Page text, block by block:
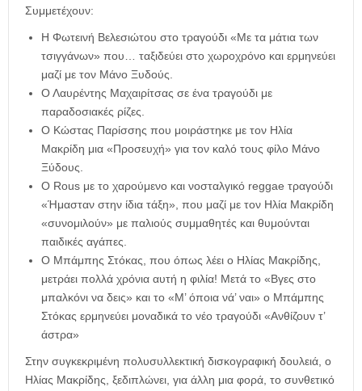
Συμμετέχουν:
Η Φωτεινή Βελεσιώτου στο τραγούδι «Με τα μάτια των
τσιγγάνων» που… ταξιδεύει στο χωροχρόνο και ερμηνεύει
μαζί με τον Μάνο Ξυδούς.
Ο Λαυρέντης Μαχαιρίτσας σε ένα τραγούδι με
παραδοσιακές ρίζες.
Ο Κώστας Παρίσσης που μοιράστηκε με τον Ηλία
Μακρίδη μια «Προσευχή» για τον καλό τους φίλο Μάνο
Ξύδους.
Ο Rous με το χαρούμενο και νοσταλγικό reggae τραγούδι
«Ήμασταν στην ίδια τάξη», που μαζί με τον Ηλία Μακρίδη
«συνομιλούν» με παλιούς συμμαθητές και θυμούνται
παιδικές αγάπες.
O Μπάμπης Στόκας, που όπως λέει ο Ηλίας Μακρίδης,
μετράει πολλά χρόνια αυτή η φιλία! Μετά το «Βγες στο
μπαλκόνι να δεις» και το «Μ’ όποια νά’ ναι» ο Μπάμπης
Στόκας ερμηνεύει μοναδικά το νέο τραγούδι «Ανθίζουν τ’
άστρα»
Στην συγκεκριμένη πολυσυλλεκτική δισκογραφική δουλειά, ο
Ηλίας Μακρίδης, ξεδιπλώνει, για άλλη μια φορά, το συνθετικό